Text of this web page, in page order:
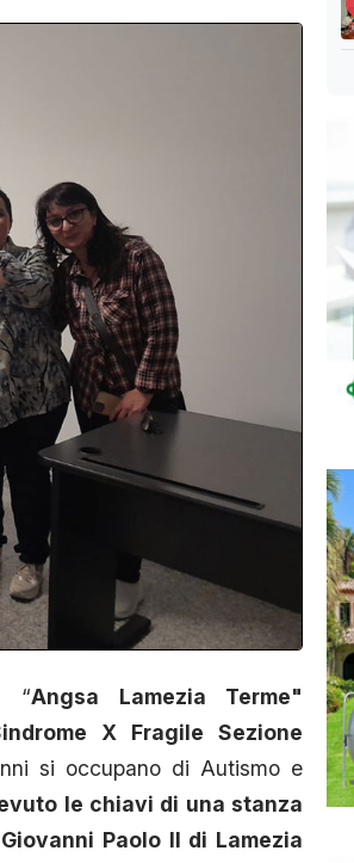
“Angsa Lamezia Terme"
X Fragile Sezione
si occupano di Autismo e
le chiavi di una stanza
Paolo II di Lamezia